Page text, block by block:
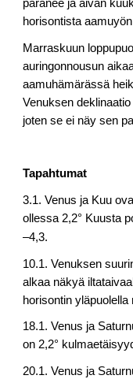
paranee ja aivan
horisontista
Marraskuun
auringonnousun
aamuhämärässä
Venuksen
joten se ei näy sen
Tapahtumat
3.1. Venus ja Kuu
ollessa 2,2° Kuusta
–4,3.
10.1. Venuksen
alkaa näkyä
horisontin
18.1. Venus ja
on 2,2°
20.1. Venus ja